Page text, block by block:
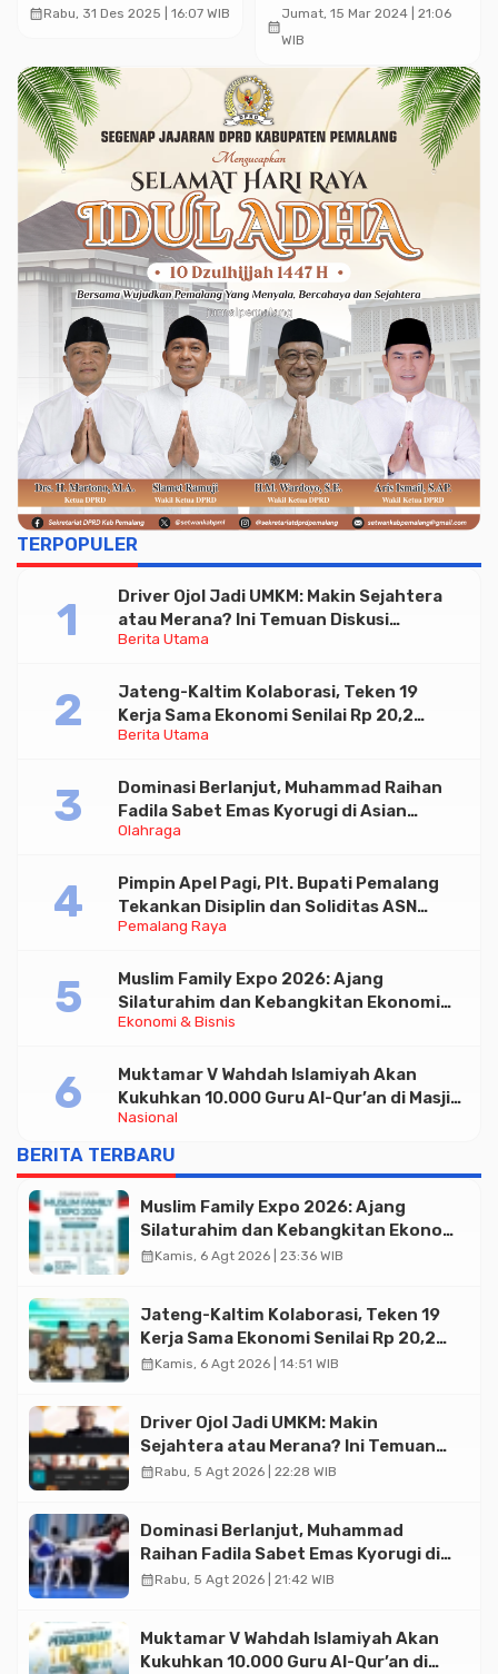
Tahun Baru Dihadiri
calendar_monthRabu, 31 Des 2025 | 16:07 WIB
Tim Patroli Kota Presisi
Sat Samapta Polresta
calendar_month
Jumat, 15 Mar 2024 | 21:06
WIB
TERPOPULER
Berita Utama
Driver Ojol Jadi UMKM: Makin Sejahtera
atau Merana? Ini Temuan Diskusi
Paramadina
Berita Utama
Jateng-Kaltim Kolaborasi, Teken 19
Kerja Sama Ekonomi Senilai Rp 20,2
Triliun
Olahraga
Dominasi Berlanjut, Muhammad Raihan
Fadila Sabet Emas Kyorugi di Asian
Taekwondo Indonesia Open 2026
Pemalang Raya
Pimpin Apel Pagi, Plt. Bupati Pemalang
Tekankan Disiplin dan Soliditas ASN
untuk Pelayanan Publik
Ekonomi & Bisnis
Muslim Family Expo 2026: Ajang
Silaturahim dan Kebangkitan Ekonomi
Halal di Jakarta
Nasional
Muktamar V Wahdah Islamiyah Akan
Kukuhkan 10.000 Guru Al-Qur’an di Masjid
Istiqlal
BERITA TERBARU
Muslim Family Expo 2026: Ajang
Silaturahim dan Kebangkitan Ekonomi
Halal di Jakarta
calendar_monthKamis, 6 Agt 2026 | 23:36 WIB
Jateng-Kaltim Kolaborasi, Teken 19
Kerja Sama Ekonomi Senilai Rp 20,2
Triliun
calendar_monthKamis, 6 Agt 2026 | 14:51 WIB
Driver Ojol Jadi UMKM: Makin
Sejahtera atau Merana? Ini Temuan
Diskusi Paramadina
calendar_monthRabu, 5 Agt 2026 | 22:28 WIB
Dominasi Berlanjut, Muhammad
Raihan Fadila Sabet Emas Kyorugi di
Asian Taekwondo Indonesia Open
calendar_monthRabu, 5 Agt 2026 | 21:42 WIB
Muktamar V Wahdah Islamiyah Akan
Kukuhkan 10.000 Guru Al-Qur’an di